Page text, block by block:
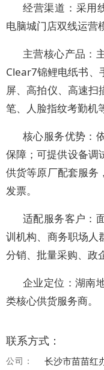
经营渠道：采用
电脑城门店双线运营
主营核心产品：
Clear7锦鲤电纸书、
屏、高拍仪、高速扫
笔、人脸指纹考勤机
核心服务优势：
保障；可提供设备调
供货等原厂配套服务
发票。
适配服务客户：
训机构、商务职场人
分销、批量采购、政
企业定位：湖南
类核心供货服务商。
联系方式：
公司： 长沙市苗苗红